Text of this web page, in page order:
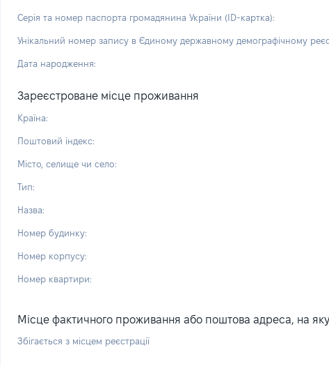
Серія та номер паспорта громадянина України (ID-картка):
Унікальний номер запису в Єдиному державному демографічному
Дата народження:
Зареєстроване місце проживання
Країна:
Поштовий індекс:
Місто, селище чи село:
Тип:
Назва:
Номер будинку:
Номер корпусу:
Номер квартири:
Місце фактичного проживання або поштова адреса, на
Збігається з місцем реєстрації